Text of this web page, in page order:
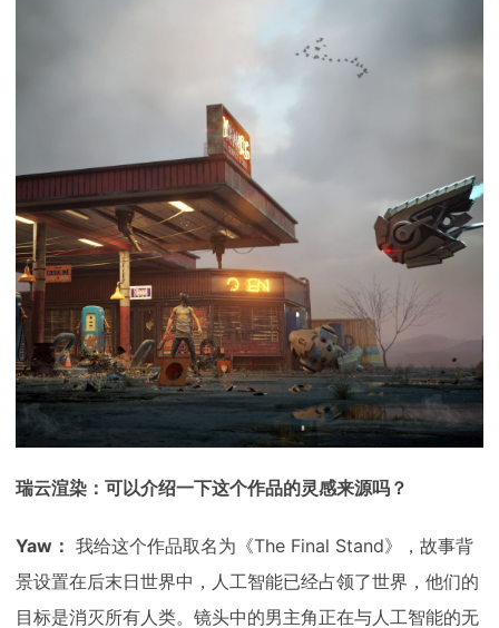
瑞云渲染：可以介绍一下这个作品的灵感来源吗？
Yaw： 我给这个作品取名为《The Final Stand》，故事背
景设置在后末日世界中，人工智能已经占领了世界，他们的
目标是消灭所有人类。镜头中的男主角正在与人工智能的无